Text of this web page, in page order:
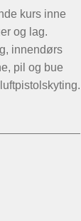
kurs inne
og lag.
innendørs
pil og bue